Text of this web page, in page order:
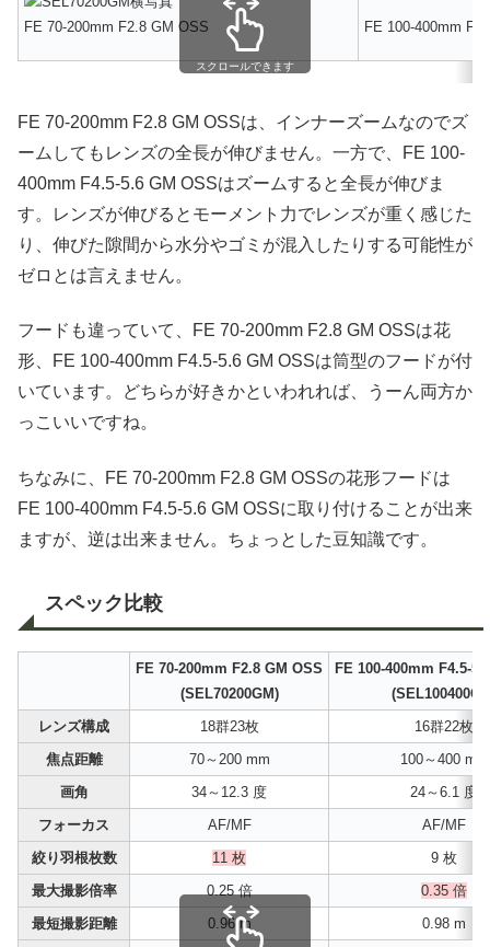
FE 70-200mm F2.8 GM OSS FE 100-400mm
スクロールできます
FE 70-200mm F2.8 GM OSSは、インナーズームなのでズ
ームしてもレンズの全長が伸びません。一方で、FE 100-
400mm F4.5-5.6 GM OSSはズームすると全長が伸びま
す。レンズが伸びるとモーメント力でレンズが重く感じた
り、伸びた隙間から水分やゴミが混入したりする可能性が
ゼロとは言えません。
フードも違っていて、FE 70-200mm F2.8 GM OSSは花
形、FE 100-400mm F4.5-5.6 GM OSSは筒型のフードが付
いています。どちらが好きかといわれれば、うーん両方か
っこいいですね。
ちなみに、FE 70-200mm F2.8 GM OSSの花形フードは
FE 100-400mm F4.5-5.6 GM OSSに取り付けることが出来
ますが、逆は出来ません。ちょっとした豆知識です。
スペック比較
FE 70-200mm F2.8 GM OSS
(SEL70200GM)
FE 100-400mm F4.5-
レンズ構成
18群23枚
16群22枚
焦点距離
70～200 mm
100～400 mm
画角
34～12.3 度
24～6.1 度
フォーカス
AF/MF
AF/MF
絞り羽根枚数
11 枚
9 枚
最大撮影倍率
0.25 倍
0.35 倍
最短撮影距離
0.96 m 0.98 m